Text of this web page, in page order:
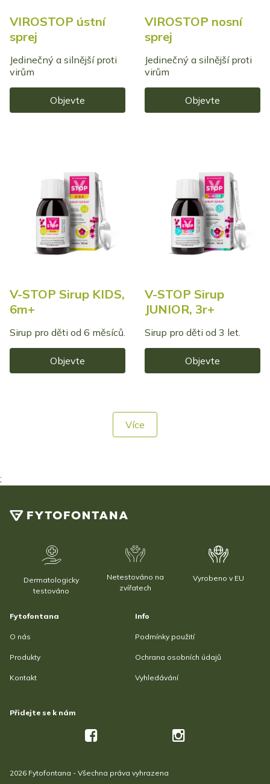
VIROSTOP ústní
sprej
Jedinečný a silnější proti
virům
Objevte
VIROSTOP nosní
sprej
Jedinečný a silnější proti
virům
Objevte
V-STOP Sirup KIDS,
6m+
Sirup pro děti od 6 měsíců.
Objevte
V-STOP Sirup
JUNIOR, 3r+
Sirup pro děti od 3 let.
Objevte
Více
;
Dermatologicky
testováno
Netestováno na
zvířatech
Vyrobeno v EU
Fytofontana
O nás
Produkty
Kontakt
Info
Podmínky použití
Ochrana osobních údajů
Vyhledávání
Přidejte se k nám
2026 Fytofontana - Všechna práva vyhrazena